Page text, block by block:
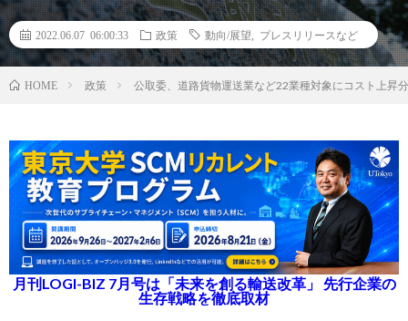
2022.06.07 06:00:33 政策 動向/展望 プレスリリースなど
HOME 政策 公取委、道路貨物運送業など22業種対象にコスト上昇
月刊LOGI-BIZ 7月号は「未来を創る輸送改革」 先行企業の
生存戦略を徹底取材